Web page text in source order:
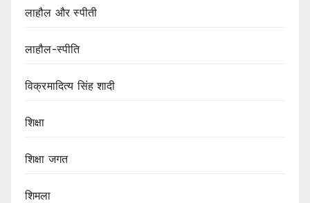
लाहौल और स्पीती
लाहौल-स्पीति
विक्रमादित्य सिंह शादी
शिक्षा
शिक्षा जगत
शिमला